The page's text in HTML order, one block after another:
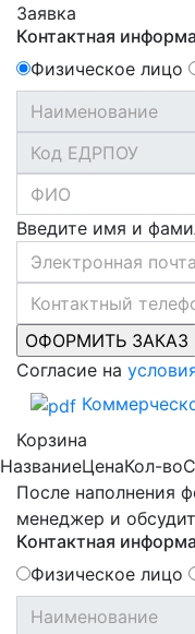
Заявка
Контактная
Физическое лицо
Введите имя и
Согласие на
Корзина
НазваниеЦенаКол-во
После наполнения
менеджер и
Контактная
Физическое лицо